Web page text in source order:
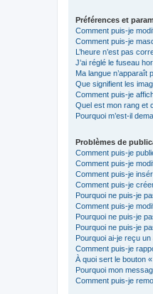
Préférences et
Comment puis-je
Comment puis-je
L’heure n’est pas
J’ai réglé le fuseau
Ma langue n’apparaît
Que signifient les
Comment puis-je
Quel est mon rang et
Pourquoi m’est-il
Problèmes de
Comment puis-je
Comment puis-je
Comment puis-je
Comment puis-je
Pourquoi ne puis-je
Comment puis-je
Pourquoi ne puis-je
Pourquoi ne puis-je
Pourquoi ai-je reçu
Comment puis-je
À quoi sert le bouton
Pourquoi mon
Comment puis-je